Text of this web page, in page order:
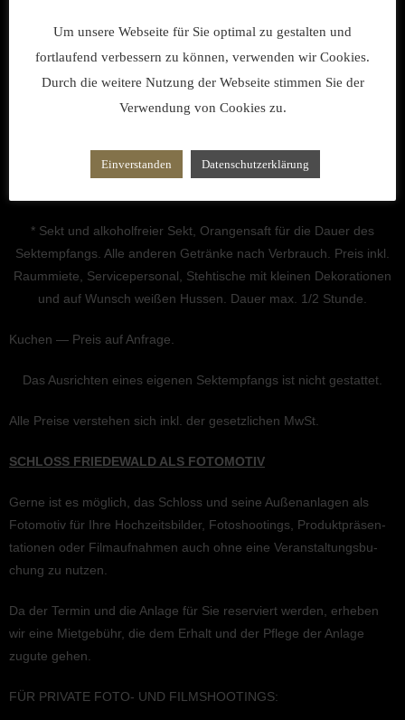
ten (insg. max. 1/2 Stunde):
Erwach­sene: EUR 9,50/Person
Kinder bis 5 Jahre frei
* Sekt und alkohol­freier Sekt, Orangen­saft für die Dauer des
Sektemp­fangs. Alle anderen Getränke nach Verbrauch. Preis inkl.
Raummiete, Service­per­so­nal, Stehti­sche mit kleinen Dekora­tio­nen
und auf Wunsch weißen Hussen. Dauer max. 1/2 Stunde.
Kuchen — Preis auf Anfrage.
Das Ausrich­ten eines eigenen Sektemp­fangs ist nicht gestattet.
Alle Preise verste­hen sich inkl. der gesetz­li­chen MwSt.
SCHLOSS FRIEDEWALD ALS FOTOMOTIV
Gerne ist es möglich, das Schloss und seine Außen­an­la­gen als
Fotomo­tiv für Ihre Hochzeits­bil­der, Fotoshoo­tings, Produkt­prä­sen­
ta­tio­nen oder Filmauf­nah­men auch ohne eine Veran­stal­tungs­bu­
chung zu nutzen.
Da der Termin und die Anlage für Sie reser­viert werden, erheben
wir eine Mietge­bühr, die dem Erhalt und der Pflege der Anlage
zugute gehen.
FÜR PRIVATE FOTO- UND FILMSHOOTINGS:
Um unsere Webseite für Sie optimal zu gestalten und
fortlaufend verbessern zu können, verwenden wir Cookies.
Durch die weitere Nutzung der Webseite stimmen Sie der
Verwendung von Cookies zu.
Einverstanden Datenschutzerklärung